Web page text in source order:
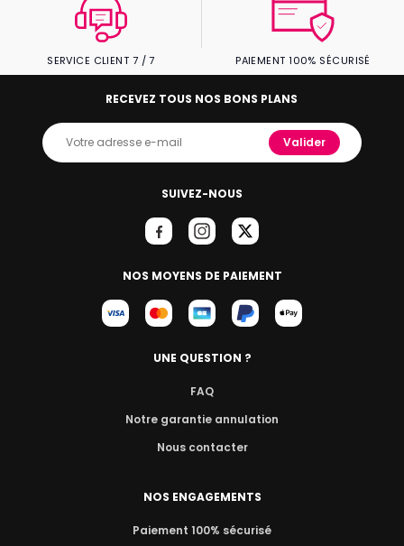
SERVICE CLIENT 7 / 7 PAIEMENT 100% SÉCURISÉ
SUIVEZ-NOUS
NOS MOYENS DE PAIEMENT
RECEVEZ TOUS NOS BONS PLANS
Valider
UNE QUESTION ?
FAQ
Notre garantie annulation
Nous contacter
NOS ENGAGEMENTS
Paiement 100% sécurisé